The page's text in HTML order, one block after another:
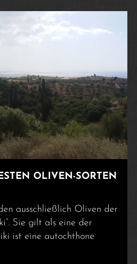
OLIVEN-SORTEN
ausschließlich Oliven der
Sie gilt als eine der
ist eine autochthone